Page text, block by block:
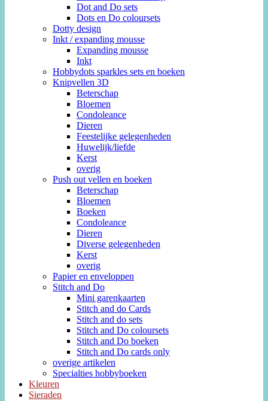
Dot and Do sets
Dots en Do coloursets
Dotty design
Inkt / expanding mousse
Expanding mousse
Inkt
Hobbydots sparkles sets en boeken
Knipvellen 3D
Beterschap
Bloemen
Condoleance
Dieren
Feestelijke gelegenheden
Huwelijk/liefde
Kerst
overig
Push out vellen en boeken
Beterschap
Bloemen
Boeken
Condoleance
Dieren
Diverse gelegenheden
Kerst
overig
Papier en enveloppen
Stitch and Do
Mini garenkaarten
Stitch and do Cards
Stitch and do sets
Stitch and Do coloursets
Stitch and Do boeken
Stitch and Do cards only
overige artikelen
Specialties hobbyboeken
Kleuren
Sieraden